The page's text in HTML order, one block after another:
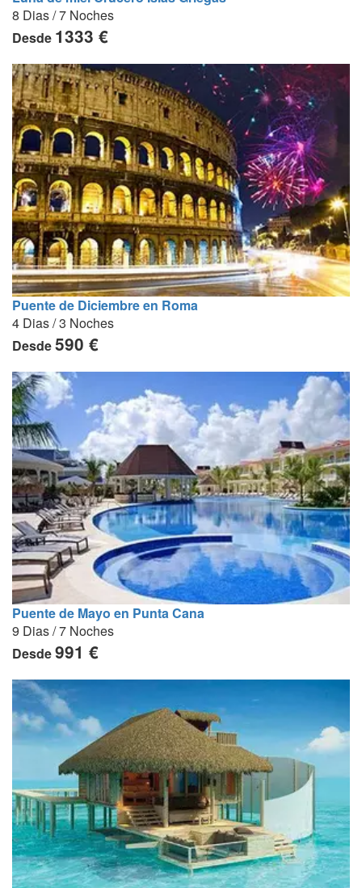
8 Dias / 7 Noches
Desde 1333 €
Puente de Diciembre en Roma
4 Dias / 3 Noches
Desde590 €
Puente de Mayo en Punta Cana
9 Dias / 7 Noches
Desde991 €